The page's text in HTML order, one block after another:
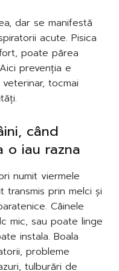
dar se manifestă
acute. Pisica
poate părea
prevenția e
tocmai
când
o iau razna
numit viermele
transmis prin melci și
Câinele
mic, sau poate linge
instala. Boala
probleme
tulburări de